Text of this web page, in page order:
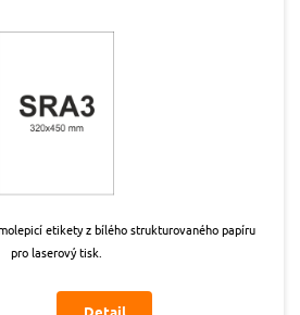
etikety z bílého strukturovaného papíru
pro laserový tisk.